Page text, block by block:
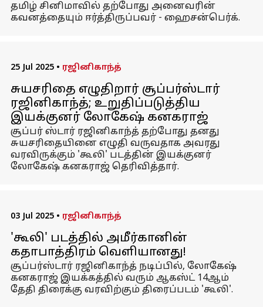
தமிழ் சினிமாவில் தற்போது அனைவரின்
கவனத்தையும் ஈர்த்திருப்பவர் - ஹைசன்பெர்க்.
25 Jul 2025 • ரஜினிகாந்த்
சுயசரிதை எழுதிறார் சூப்பர்ஸ்டார்
ரஜினிகாந்த்; உறுதிப்படுத்திய
இயக்குனர் லோகேஷ் கனகராஜ்
சூப்பர் ஸ்டார் ரஜினிகாந்த் தற்போது தனது
சுயசரிதையினை எழுதி வருவதாக அவரது
வரவிருக்கும் 'கூலி' படத்தின் இயக்குனர்
லோகேஷ் கனகராஜ் தெரிவித்தார்.
03 Jul 2025 • ரஜினிகாந்த்
'கூலி' படத்தில் அமீர்கானின்
கதாபாத்திரம் வெளியானது!
சூப்பர்ஸ்டார் ரஜினிகாந்த் நடிப்பில், லோகேஷ்
கனகராஜ் இயக்கத்தில் வரும் ஆகஸ்ட் 14ஆம்
தேதி திரைக்கு வரவிற்கும் திரைப்படம் 'கூலி'.